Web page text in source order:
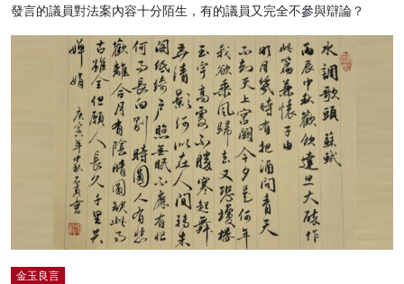
發言的議員對法案內容十分陌生，有的議員又完全不參與辯論？
金玉良言